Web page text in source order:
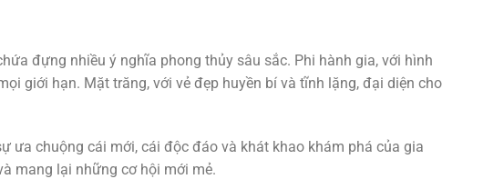
đựng nhiều ý nghĩa phong thủy sâu sắc. Phi hành gia, với hình
giới hạn. Mặt trăng, với vẻ đẹp huyền bí và tĩnh lặng, đại diện cho
ưa chuộng cái mới, cái độc đáo và khát khao khám phá của gia
mang lại những cơ hội mới mẻ.